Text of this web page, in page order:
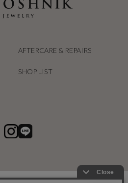
AFTERCARE & REPAIRS
SHOP LIST